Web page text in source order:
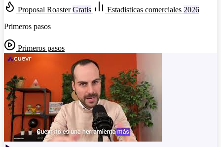
Proposal Roaster Gratis Estadisticas comerciales 2026
Primeros pasos
Primeros pasos